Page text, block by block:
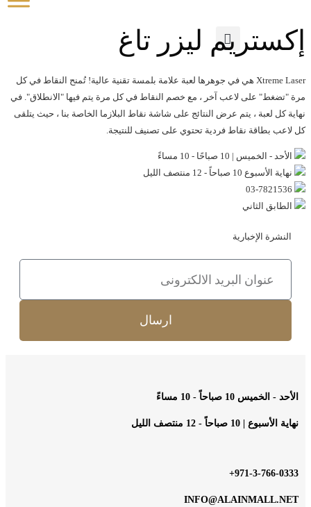
إكستريم ليزر تاغ
Xtreme Laser هي في جوهرها لعبة علامة بلمسة تقنية عالية! تُمنح النقاط في كل
مرة "تضغط" على لاعب آخر ، مع خصم النقاط في كل مرة يتم فيها "الانطلاق". في
نهاية كل لعبة ، يتم عرض النتائج على شاشة نقاط البلازما الخاصة بنا ، حيث يتلقى
كل لاعب بطاقة نقاط فردية تحتوي على تصنيف للنتيجة.
الأحد - الخميس | 10 صباحًا - 10 مساءً
نهاية الأسبوع 10 صباحاً - 12 منتصف الليل
03-7821536
الطابق الثاني
النشرة الإخبارية
ارسال
الأحد - الخميس 10 صباحاً - 10 مساءً
نهاية الأسبوع | 10 صباحاً - 12 منتصف الليل
971-3-766-0333+
INFO@ALAINMALL.NET